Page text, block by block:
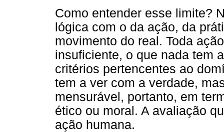
Como entender esse limite?
lógica com o da ação, da
movimento do real. Toda
insuficiente, o que nada tem
critérios pertencentes ao
tem a ver com a verdade,
mensurável, portanto, em
ético ou moral. A avaliação
ação humana.